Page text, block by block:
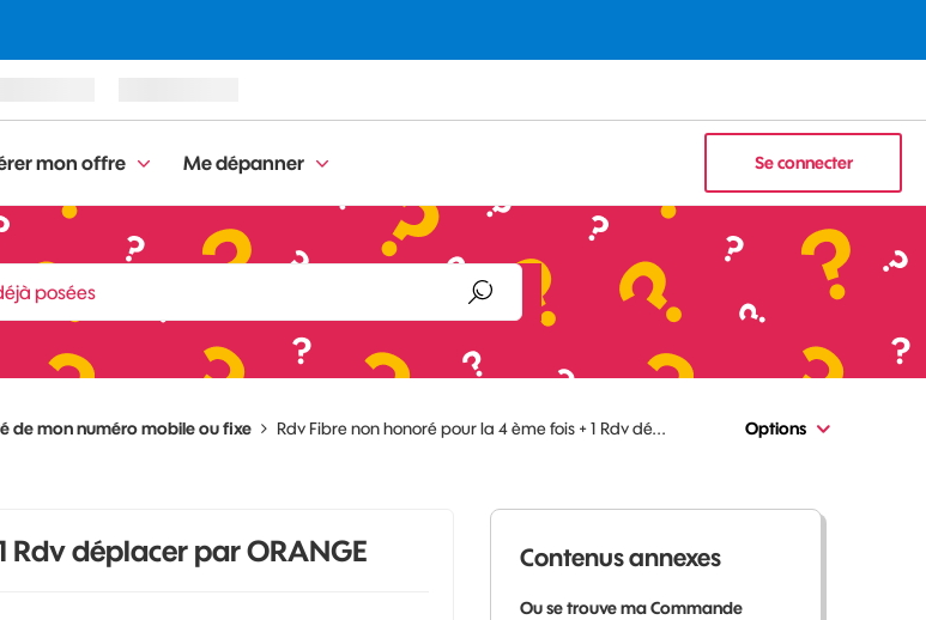
mon offre Me dépanner Se connecter
de mon numéro mobile ou fixe Rdv Fibre non honoré pour la 4 ème fois + 1 Rdv dé... Options
Rdv déplacer par ORANGE Contenus annexes
Ou se trouve ma Commande